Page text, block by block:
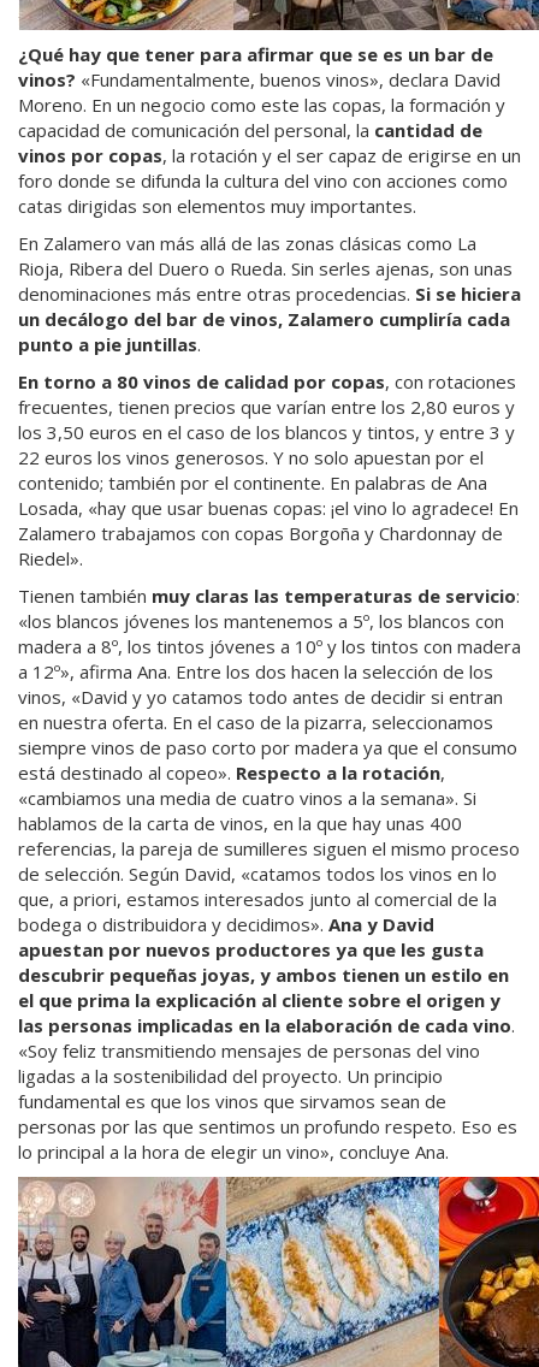
¿Qué hay que tener para afirmar que se es un bar de
vinos? «Fundamentalmente, buenos vinos», declara David
Moreno. En un negocio como este las copas, la formación y
capacidad de comunicación del personal, la cantidad de
vinos por copas, la rotación y el ser capaz de erigirse en un
foro donde se difunda la cultura del vino con acciones como
catas dirigidas son elementos muy importantes.
En Zalamero van más allá de las zonas clásicas como La
Rioja, Ribera del Duero o Rueda. Sin serles ajenas, son unas
denominaciones más entre otras procedencias. Si se hiciera
un decálogo del bar de vinos, Zalamero cumpliría cada
punto a pie juntillas.
En torno a 80 vinos de calidad por copas, con rotaciones
frecuentes, tienen precios que varían entre los 2,80 euros y
los 3,50 euros en el caso de los blancos y tintos, y entre 3 y
22 euros los vinos generosos. Y no solo apuestan por el
contenido; también por el continente. En palabras de Ana
Losada, «hay que usar buenas copas: ¡el vino lo agradece! En
Zalamero trabajamos con copas Borgoña y Chardonnay de
Riedel».
Tienen también muy claras las temperaturas de servicio:
«los blancos jóvenes los mantenemos a 5º, los blancos con
madera a 8º, los tintos jóvenes a 10º y los tintos con madera
a 12º», afirma Ana. Entre los dos hacen la selección de los
vinos, «David y yo catamos todo antes de decidir si entran
en nuestra oferta. En el caso de la pizarra, seleccionamos
siempre vinos de paso corto por madera ya que el consumo
está destinado al copeo». Respecto a la rotación,
«cambiamos una media de cuatro vinos a la semana». Si
hablamos de la carta de vinos, en la que hay unas 400
referencias, la pareja de sumilleres siguen el mismo proceso
de selección. Según David, «catamos todos los vinos en lo
que, a priori, estamos interesados junto al comercial de la
bodega o distribuidora y decidimos». Ana y David
apuestan por nuevos productores ya que les gusta
descubrir pequeñas joyas, y ambos tienen un estilo en
el que prima la explicación al cliente sobre el origen y
las personas implicadas en la elaboración de cada vino.
«Soy feliz transmitiendo mensajes de personas del vino
ligadas a la sostenibilidad del proyecto. Un principio
fundamental es que los vinos que sirvamos sean de
personas por las que sentimos un profundo respeto. Eso es
lo principal a la hora de elegir un vino», concluye Ana.